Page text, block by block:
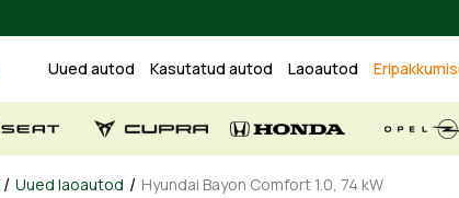
Uued autod Kasutatud autod Laoautod
/ Uued laoautod / Hyundai Bayon Comfort 1.0, 74 kW